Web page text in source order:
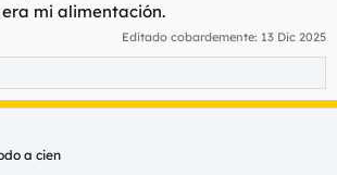
mi alimentación.
Editado cobardemente: 13 Dic 2025
a cien